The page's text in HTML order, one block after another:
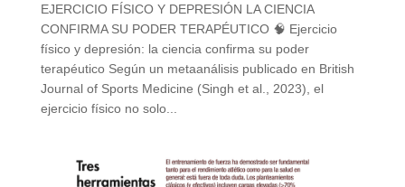
EJERCICIO FÍSICO Y DEPRESIÓN LA CIENCIA
CONFIRMA SU PODER TERAPÉUTICO 🧠 Ejercicio
físico y depresión: la ciencia confirma su poder
terapéutico Según un metaanálisis publicado en British
Journal of Sports Medicine (Singh et al., 2023), el
ejercicio físico no solo...